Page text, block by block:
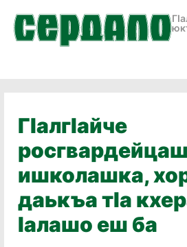
ГIалгIайче
росгвардейцаш
ишколашка,
даькъа тIа
Iалашо еш ба